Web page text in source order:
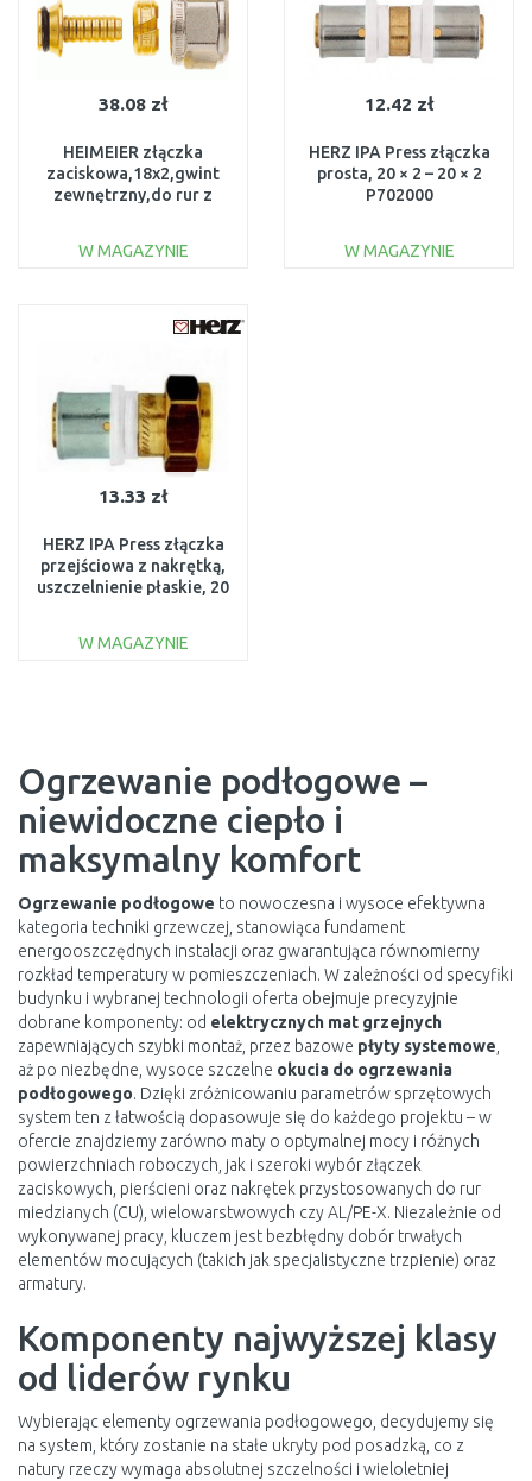
38.08 zł
HEIMEIER złączka
zaciskowa,18x2,gwint
zewnętrzny,do rur z
W MAGAZYNIE
Do porównania
12.42 zł
HERZ IPA Press złączka
prosta, 20 × 2 – 20 × 2
P702000
W MAGAZYNIE
13.33 zł
HERZ IPA Press złączka
przejściowa z nakrętką,
uszczelnienie płaskie, 20
W MAGAZYNIE
Ogrzewanie podłogowe –
niewidoczne ciepło i
maksymalny komfort
Ogrzewanie podłogowe to nowoczesna i wysoce efektywna
kategoria techniki grzewczej, stanowiąca fundament
energooszczędnych instalacji oraz gwarantująca równomierny
rozkład temperatury w pomieszczeniach. W zależności od specyfiki
budynku i wybranej technologii oferta obejmuje precyzyjnie
dobrane komponenty: od elektrycznych mat grzejnych
zapewniających szybki montaż, przez bazowe płyty systemowe
aż po niezbędne, wysoce szczelne okucia do ogrzewania
podłogowego. Dzięki zróżnicowaniu parametrów sprzętowych
system ten z łatwością dopasowuje się do każdego projektu – w
ofercie znajdziemy zarówno maty o optymalnej mocy i różnych
powierzchniach roboczych, jak i szeroki wybór złączek
zaciskowych, pierścieni oraz nakrętek przystosowanych do rur
miedzianych (CU), wielowarstwowych czy AL/PE-X. Niezależnie od
wykonywanej pracy, kluczem jest bezbłędny dobór trwałych
elementów mocujących (takich jak specjalistyczne trzpienie) oraz
armatury.
Komponenty najwyższej klasy
od liderów rynku
Wybierając elementy ogrzewania podłogowego, decydujemy się
na system, który zostanie na stałe ukryty pod posadzką, co z
natury rzeczy wymaga absolutnej szczelności i wieloletniej